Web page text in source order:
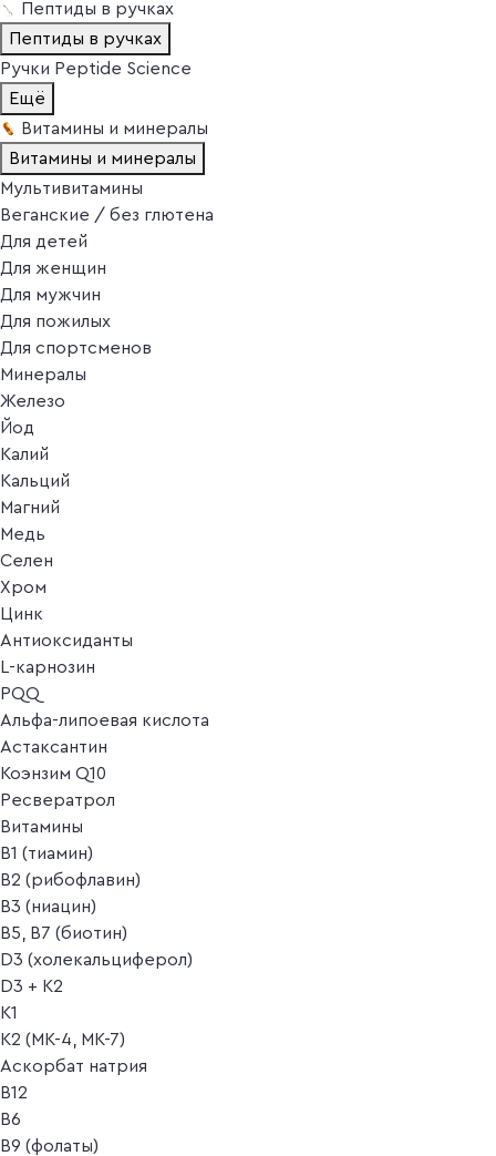
Пептиды в ручках
Пептиды в ручках
Ручки Peptide Science
Ещё
Витамины и минералы
Витамины и минералы
Мультивитамины
Веганские / без глютена
Для детей
Для женщин
Для мужчин
Для пожилых
Для спортсменов
Минералы
Железо
Йод
Калий
Кальций
Магний
Медь
Селен
Хром
Цинк
Антиоксиданты
L-карнозин
PQQ
Альфа-липоевая кислота
Астаксантин
Коэнзим Q10
Ресвератрол
Витамины
B1 (тиамин)
B2 (рибофлавин)
B3 (ниацин)
B5, B7 (биотин)
D3 (холекальциферол)
D3 + K2
K1
K2 (MK-4, MK-7)
Аскорбат натрия
В12
В6
В9 (фолаты)